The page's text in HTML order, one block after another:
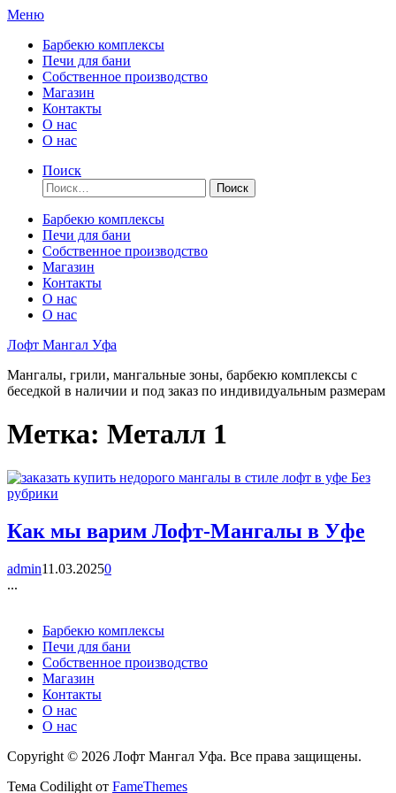
Перейти
содержимому
Меню
Барбекю комплексы
Печи для бани
Собственное производство
Магазин
Контакты
О нас
О нас
Поиск
Найти:
Барбекю комплексы
Печи для бани
Собственное производство
Магазин
Контакты
О нас
О нас
Лофт Мангал Уфа
Мангалы, грили, мангальные зоны, барбекю комплексы с
беседкой в наличии и под заказ по индивидуальным размерам
Метка: Металл 1
Без
рубрики
Как мы варим Лофт-Мангалы в Уфе
admin11.03.20250
...
Барбекю комплексы
Печи для бани
Собственное производство
Магазин
Контакты
О нас
О нас
Copyright © 2026 Лофт Мангал Уфа. Все права защищены.
Тема Codilight от FameThemes